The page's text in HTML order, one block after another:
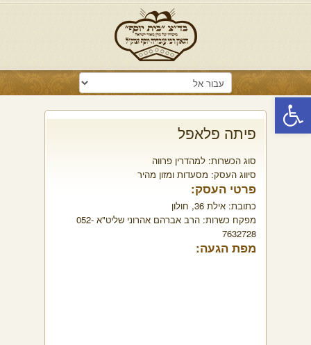
פתח סרגל נגישות
פיתה פלאפל
סוג הכשרות: למהדרין פרווה
סיווג העסק: מסעדות ומזון מהיר
פרטי העסק:
כתובת: אילת 36, חולון
מפקח כשרות:
הרב אברהם אהרוני שליט"א 052-
7632728
מפת הגעה: